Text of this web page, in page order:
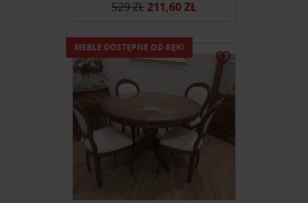
529 ZŁ 211,60 ZŁ
MEBLE DOSTĘPNE OD RĘKI